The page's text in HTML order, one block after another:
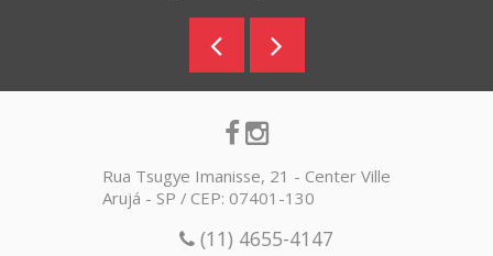
Rua Tsugye Imanisse, 21 - Center Ville
Arujá - SP / CEP: 07401-130
(11) 4655-4147